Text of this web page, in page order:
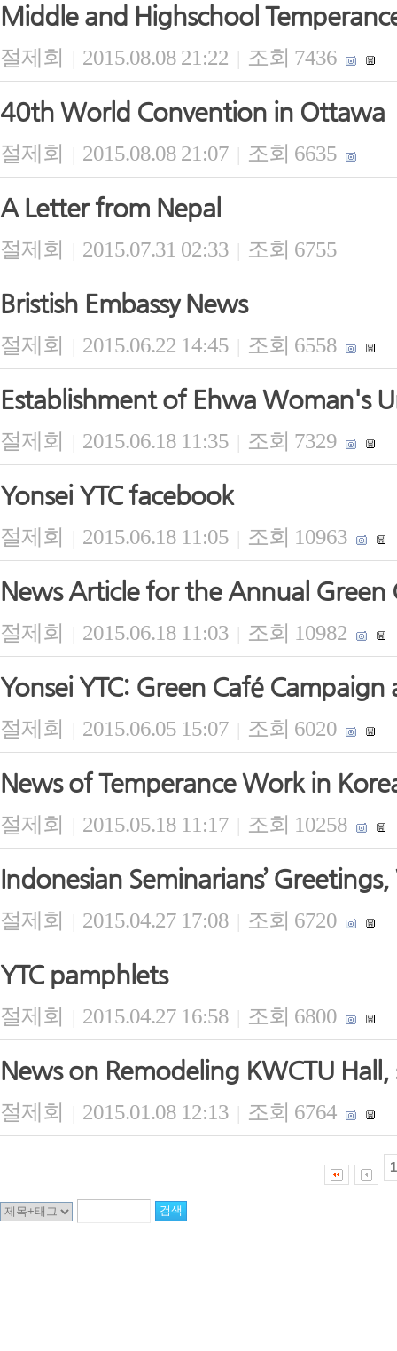
Middle and Highschool
절제회 | 2015.08.08 21:22 | 조회 7436
40th World Convention in Ottawa
절제회 | 2015.08.08 21:07 | 조회 6635
A Letter from Nepal
절제회 | 2015.07.31 02:33 | 조회 6755
Bristish Embassy News
절제회 | 2015.06.22 14:45 | 조회 6558
Establishment of Ehwa Woman's
절제회 | 2015.06.18 11:35 | 조회 7329
Yonsei YTC facebook
절제회 | 2015.06.18 11:05 | 조회 10963
News Article for the Annual Green
절제회 | 2015.06.18 11:03 | 조회 10982
Yonsei YTC: Green Café
절제회 | 2015.06.05 15:07 | 조회 6020
News of Temperance Work in
절제회 | 2015.05.18 11:17 | 조회 10258
Indonesian Seminarians’
절제회 | 2015.04.27 17:08 | 조회 6720
YTC pamphlets
절제회 | 2015.04.27 16:58 | 조회 6800
News on Remodeling KWCTU
절제회 | 2015.01.08 12:13 | 조회 6764
1